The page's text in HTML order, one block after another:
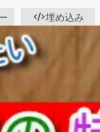
埋め込み